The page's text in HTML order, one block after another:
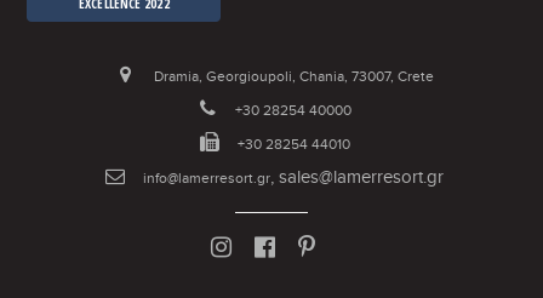
Dramia, Georgioupoli, Chania, 73007, Crete
+30 28254 40000
+30 28254 44010
info@lamerresort.gr,sales@lamerresort.gr